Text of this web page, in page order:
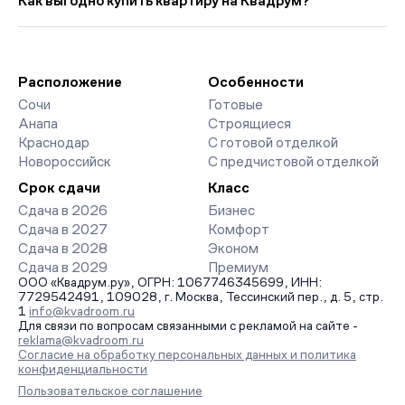
доступны отзывы жильцов о качестве строительства,
интерактивный генплан корпусов, сроки сдачи, особенности
организует просмотр и поможет одобрить ипотеку по
минимальной ставке. Чтобы зафиксировать цену, оставьте
заявку на обратный звонок.
Расположение
Сочи
Анапа
Краснодар
Новороссийск
Особенности
Готовые
Строящиеся
С готовой отделкой
С предчистовой отделкой
Срок сдачи
Сдача в 2026
Сдача в 2027
Сдача в 2028
Сдача в 2029
Класс
Бизнес
Комфорт
Эконом
Премиум
ООО «Квадрум.ру», ОГРН: 1067746345699, ИНН:
7729542491, 109028, г. Москва, Тессинский пер., д. 5, стр.
1 info@kvadroom.ru
Для связи по вопросам связанными с рекламой на сайте -
reklama@kvadroom.ru
Согласие на обработку персональных данных и политика
конфиденциальности
Пользовательское соглашение